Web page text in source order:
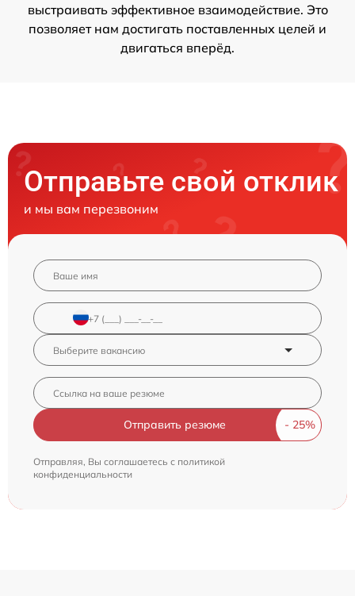
выстраивать эффективное взаимодействие. Это
позволяет нам достигать поставленных целей и
двигаться вперёд.
Отправьте свой отклик
и мы вам перезвоним
Отправить резюме
Отправляя, Вы соглашаетесь с политикой
конфиденциальности